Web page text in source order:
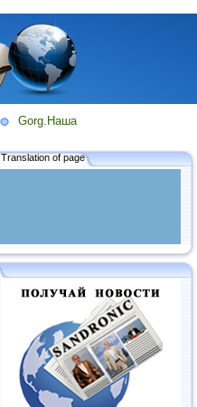
Gorg.Наша
Translation of page